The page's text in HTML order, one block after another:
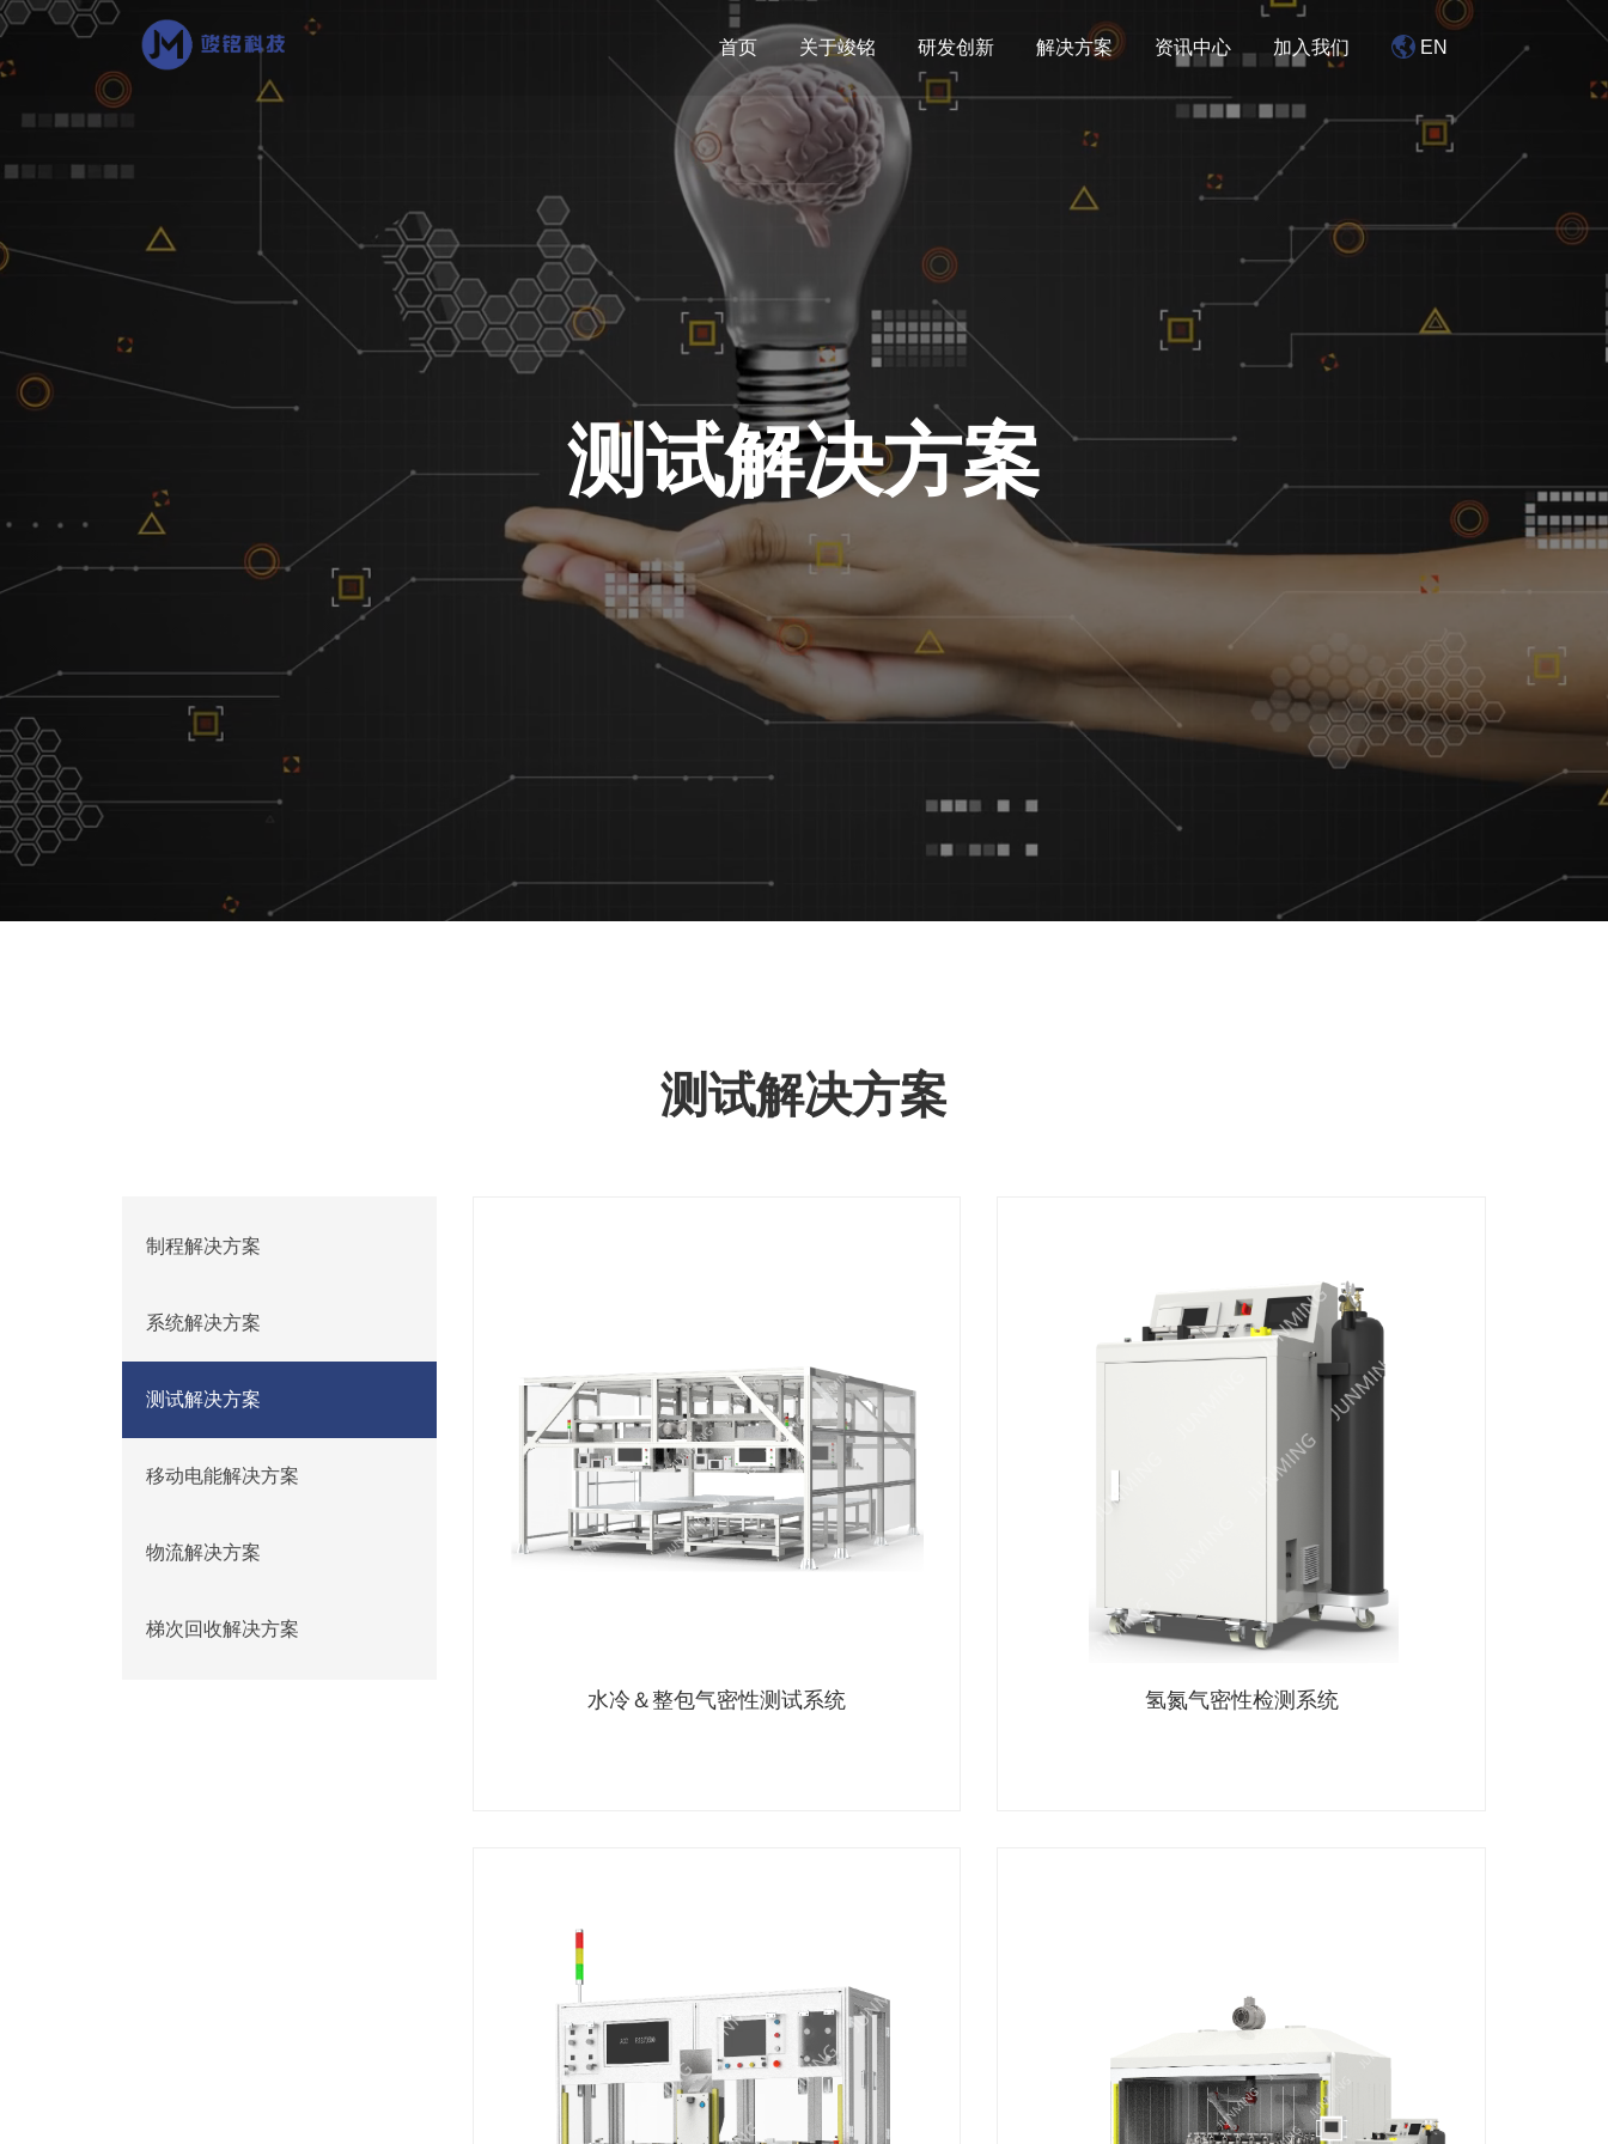
首页 关于竣铭 研发创新 解决方案 资讯中心 加入我们 EN
测试解决方案
测试解决方案
制程解决方案
系统解决方案
测试解决方案
移动电能解决方案
物流解决方案
梯次回收解决方案
水冷＆整包气密性测试系统 氢氮气密性检测系统